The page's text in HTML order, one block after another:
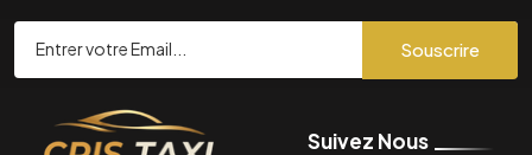
Souscrire
Suivez Nous